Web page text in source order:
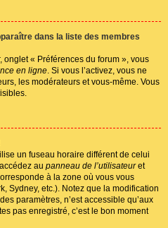
dans la liste des membres
onglet « Préférences du forum », vous
en ligne. Si vous l’activez, vous ne
les modérateurs et vous-même. Vous
un fuseau horaire différent de celui
au panneau de l’utilisateuret
à la zone où vous vous
Sydney, etc.). Notez que la modification
paramètres, n’est accessible qu’aux
pas enregistré, c’est le bon moment